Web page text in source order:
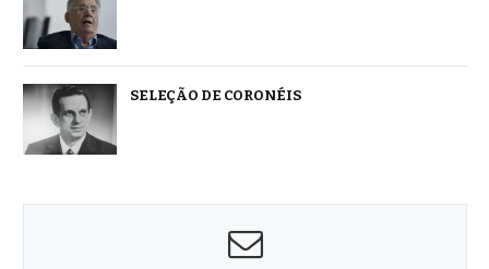
SELEÇÃO DE CORONÉIS